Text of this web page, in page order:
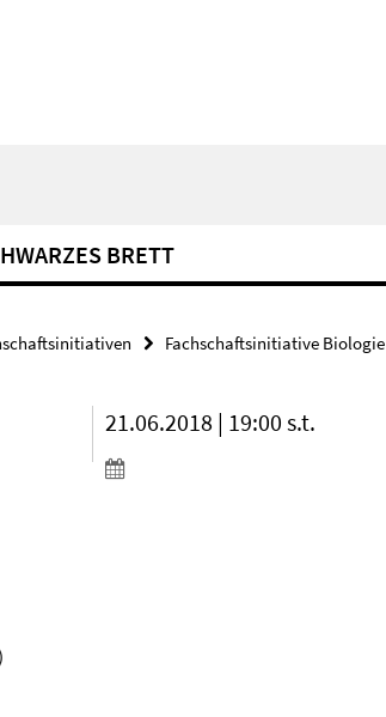
BRETT
Fachschaftsinitiative Biologie
21.06.2018 | 19:00 s.t.